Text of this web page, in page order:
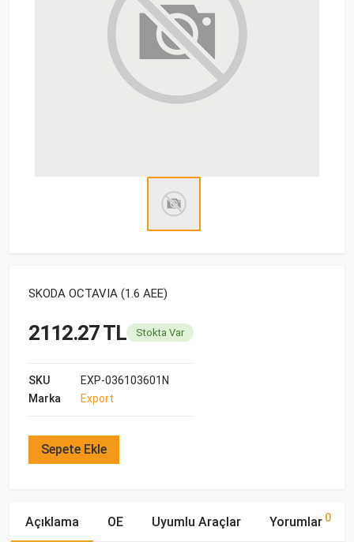
SKODA OCTAVIA (1.6 AEE)
2112.27 TL Stokta Var
SKU
EXP-036103601N
Marka
Export
Sepete Ekle
Açıklama OE Uyumlu Araçlar Yorumlar 0